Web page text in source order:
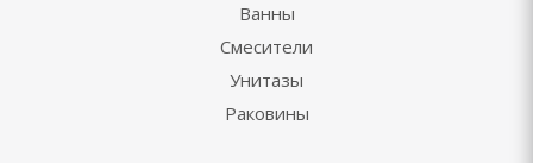
Ванны
Смесители
Унитазы
Раковины